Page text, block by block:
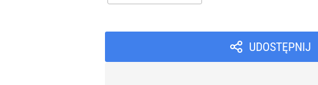
UDOSTĘPNIJ